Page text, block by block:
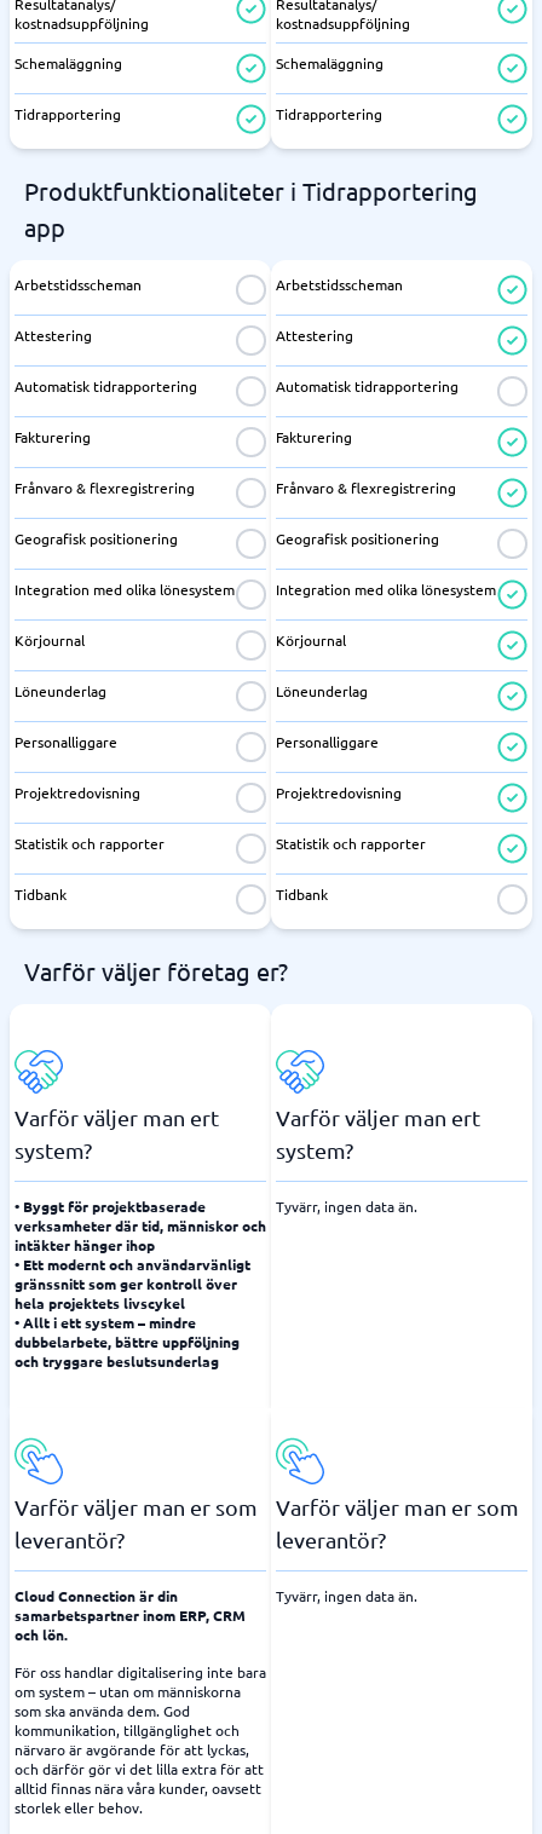
kostnadsuppföljning
Schemaläggning
Tidrapportering
kostnadsuppföljning
Schemaläggning
Tidrapportering
Produktfunktionaliteter i Tidrapportering
app
Arbetstidsscheman
Attestering
Automatisk tidrapportering
Fakturering
Frånvaro & flexregistrering
Geografisk positionering
Integration med olika lönesystem
Körjournal
Löneunderlag
Personalliggare
Projektredovisning
Statistik och rapporter
Tidbank
Arbetstidsscheman
Attestering
Automatisk tidrapportering
Fakturering
Frånvaro & flexregistrering
Geografisk positionering
Integration med olika lönesystem
Körjournal
Löneunderlag
Personalliggare
Projektredovisning
Statistik och rapporter
Tidbank
Varför väljer företag er?
Varför väljer man ert
system?
• Byggt för projektbaserade
verksamheter där tid, människor och
intäkter hänger ihop
• Ett modernt och användarvänligt
gränssnitt som ger kontroll över
hela projektets livscykel
• Allt i ett system – mindre
dubbelarbete, bättre uppföljning
och tryggare beslutsunderlag
Varför väljer man ert
system?
Tyvärr, ingen data än.
Varför väljer man er som
leverantör?
Cloud Connection är din
samarbetspartner inom ERP, CRM
och lön.
För oss handlar digitalisering inte bara
om system – utan om människorna
som ska använda dem. God
kommunikation, tillgänglighet och
närvaro är avgörande för att lyckas,
och därför gör vi det lilla extra för att
alltid finnas nära våra kunder, oavsett
storlek eller behov.
Varför väljer man er som
leverantör?
Tyvärr, ingen data än.